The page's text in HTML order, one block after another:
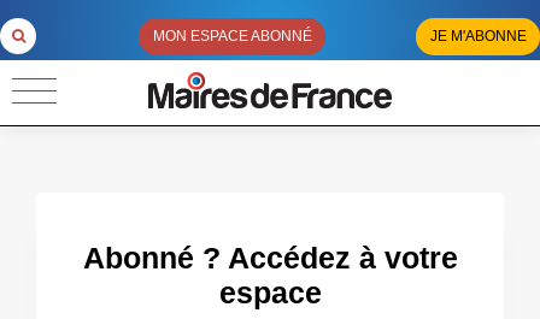
MON ESPACE ABONNÉ JE M'ABONNE
Abonné ? Accédez à votre
espace